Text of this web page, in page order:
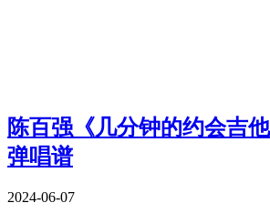
陈百强《几分钟的约会吉
弹唱谱
2024-06-07